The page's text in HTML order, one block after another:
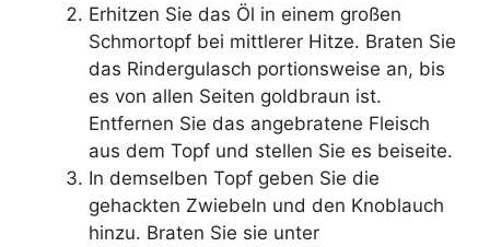
Erhitzen Sie das Öl in einem großen
Schmortopf bei mittlerer Hitze. Braten Sie
das Rindergulasch portionsweise an, bis
es von allen Seiten goldbraun ist.
Entfernen Sie das angebratene Fleisch
aus dem Topf und stellen Sie es beiseite.
In demselben Topf geben Sie die
gehackten Zwiebeln und den Knoblauch
hinzu. Braten Sie sie unter